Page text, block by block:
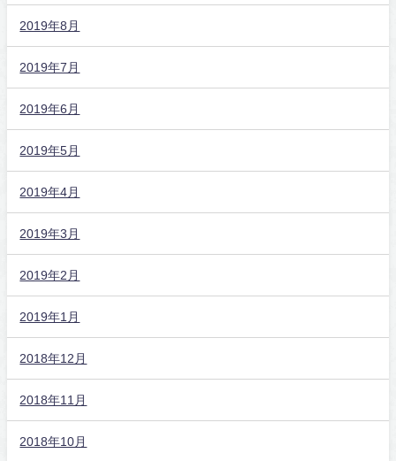
2019年8月
2019年7月
2019年6月
2019年5月
2019年4月
2019年3月
2019年2月
2019年1月
2018年12月
2018年11月
2018年10月